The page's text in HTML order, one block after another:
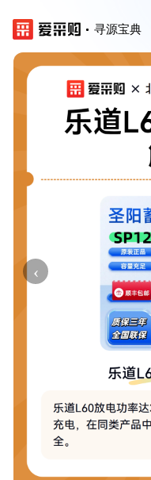
寻源宝典
‹